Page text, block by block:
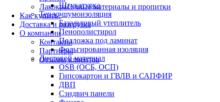
Лакокрасочные материалы и пропитки
Как купить?
Доставка и разгрузка
О компании
Контакты
Партнеры
Отзывы клиентов
Штукатурка
Тепло-шумоизоляция
Базальтовый утеплитель
Пенополистирол
Подложка под ламинат
Фольгированная изоляция
Листовой материал
OSB (ОСБ, ОСП)
Гипсокартон и ГВЛВ и САПФИР
ДВП
Сэндвич панели